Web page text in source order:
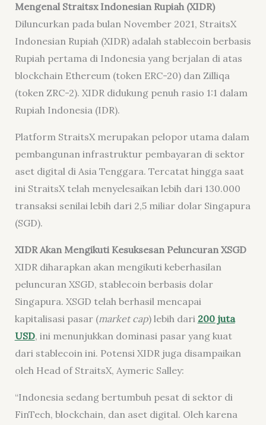
Mengenal Straitsx Indonesian Rupiah(XIDR)
Diluncurkan pada bulan November 2021, StraitsX
Indonesian Rupiah (XIDR) adalah stablecoin berbasis
Rupiah pertama di Indonesia yang berjalan di atas
blockchain Ethereum (token ERC-20) dan Zilliqa
(token ZRC-2). XIDR didukung penuh rasio 1:1 dalam
Rupiah Indonesia (IDR).
Platform StraitsX merupakan pelopor utama dalam
pembangunan infrastruktur pembayaran di sektor
aset digital di Asia Tenggara. Tercatat hingga saat
ini StraitsX telah menyelesaikan lebih dari 130.000
transaksi senilai lebih dari 2,5 miliar dolar Singapura
(SGD).
XIDR Akan Mengikuti Kesuksesan Peluncuran XSGD
XIDR diharapkan akan mengikuti keberhasilan
peluncuran XSGD, stablecoin berbasis dolar
Singapura. XSGD telah berhasil mencapai
kapitalisasi pasar (market cap) lebih dari 200 juta
USD, ini menunjukkan dominasi pasar yang kuat
dari stablecoin ini. Potensi XIDR juga disampaikan
oleh Head of StraitsX, Aymeric Salley:
“Indonesia sedang bertumbuh pesat di sektor di
FinTech, blockchain, dan aset digital. Oleh karena